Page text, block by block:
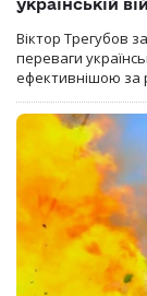
українській
Віктор Трегубов
переваги
ефективнішою за